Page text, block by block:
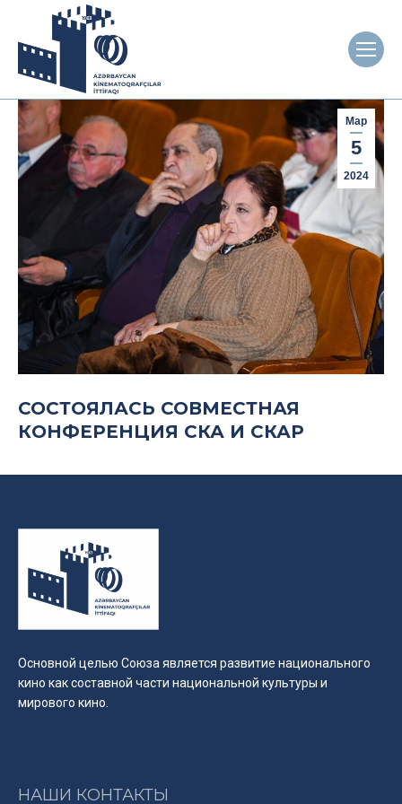
Мар
5
2024
СОСТОЯЛАСЬ СОВМЕСТНАЯ
КОНФЕРЕНЦИЯ СКА И СКАР
Основной целью Союза является развитие национального
кино как составной части национальной культуры и
мирового кино.
НАШИ КОНТАКТЫ